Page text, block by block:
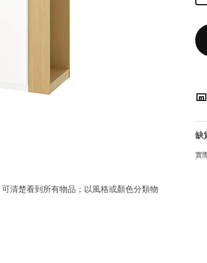
缺
實
清楚看到所有物品；以風格或顏色分類物